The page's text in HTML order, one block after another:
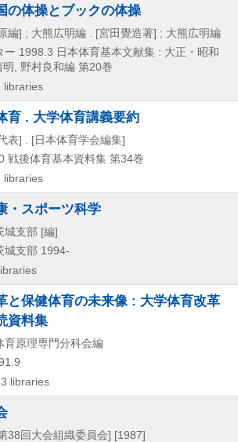
の体操とブックの体操
編] ; 大熊広明編 . [宮田覺造著] ; 大熊広明編
ー 1998.3 日本体育基本文献集 : 大正・昭和
,
野村良和編 第20巻
libraries
育 . 大学体育講義要約
表] . [日本体育学会編集]
戦後体育基本資料集 第34巻
libraries
・スポーツ科学
城支部 [編]
城支部 1994-
と保健体育の未来像 : 大学体育改革
資料集
育原理専門分科会編
libraries
38回大会組織委員会] [1987]